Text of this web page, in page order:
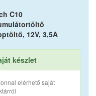
C10
12V, 3,5A
készlet
elérhető saját